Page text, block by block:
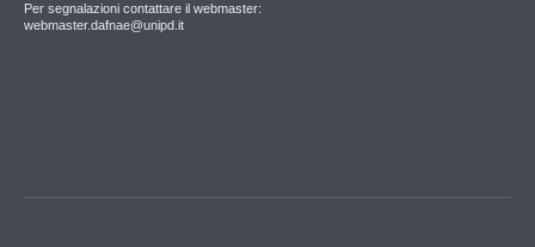
Per segnalazioni contattare il webmaster:
webmaster.dafnae@unipd.it